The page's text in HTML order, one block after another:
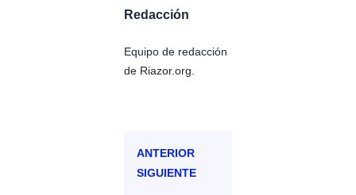
Redacción
Equipo de redacción
de Riazor.org.
ANTERIOR
SIGUIENTE